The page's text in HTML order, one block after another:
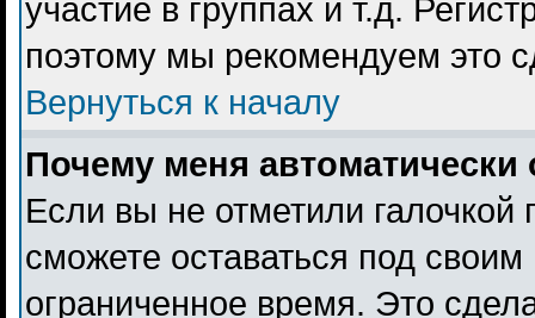
участие в группах и т.д.
поэтому мы рекомендуем это
Вернуться к началу
Почему меня автоматически
Если вы не отметили галочкой
сможете оставаться под
ограниченное время. Это